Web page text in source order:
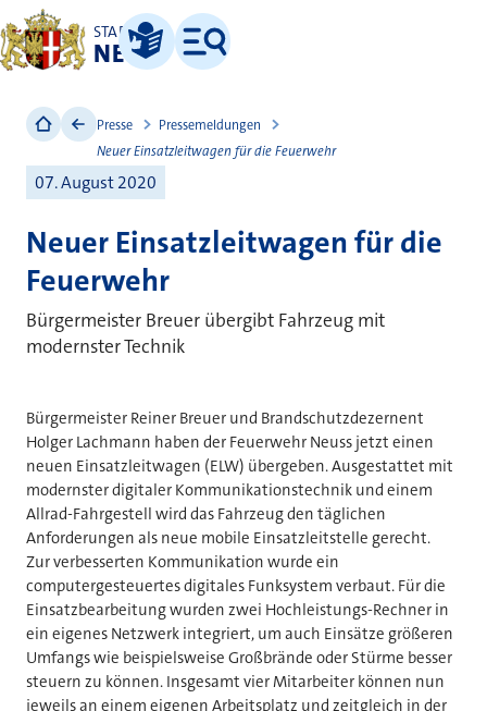
STADT
NEUSS
Leichte Sprache
Menü
Presse
Pressemeldungen
Neuer Einsatzleitwagen für die Feuerwehr
07. August 2020
Neuer Einsatzleitwagen für die
Feuerwehr
Bürgermeister Breuer übergibt Fahrzeug mit
modernster Technik
Bürgermeister Reiner Breuer und Brandschutzdezernent
Holger Lachmann haben der Feuerwehr Neuss jetzt einen
neuen Einsatzleitwagen (ELW) übergeben. Ausgestattet mit
modernster digitaler Kommunikationstechnik und einem
Allrad-Fahrgestell wird das Fahrzeug den täglichen
Anforderungen als neue mobile Einsatzleitstelle gerecht.
Zur verbesserten Kommunikation wurde ein
computergesteuertes digitales Funksystem verbaut. Für die
Einsatzbearbeitung wurden zwei Hochleistungs-Rechner in
ein eigenes Netzwerk integriert, um auch Einsätze größeren
Umfangs wie beispielsweise Großbrände oder Stürme besser
steuern zu können. Insgesamt vier Mitarbeiter können nun
jeweils an einem eigenen Arbeitsplatz und zeitgleich in der